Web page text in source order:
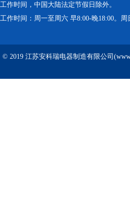
工作时间，中国大陆法定节假日除外。
工作时间：周一至周六 早8:00-晚18:00。周
© 2019 江苏安科瑞电器制造有限公司